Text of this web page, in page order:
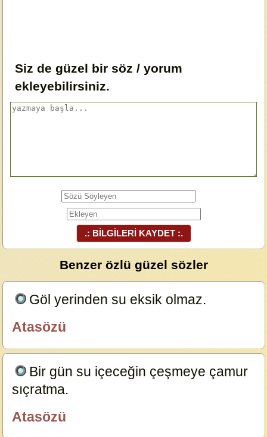
Siz de güzel bir söz / yorum
ekleyebilirsiniz.
.: BİLGİLERİ KAYDET :.
Benzer özlü güzel sözler
Göl yerinden su eksik olmaz.
Atasözü
Bir gün su içeceğin çeşmeye çamur
sıçratma.
Atasözü